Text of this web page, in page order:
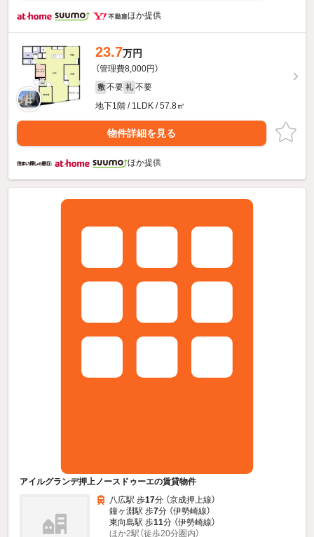
ほか提供
23.7万円
（管理費8,000円）
敷 不要 礼 不要
地下1階 / 1LDK / 57.8㎡
物件詳細を見る
ほか提供
アイルグランデ押上ノースドゥーエの賃貸物件
八広駅 歩17分 （京成押上線）
鐘ヶ淵駅 歩7分 （伊勢崎線）
東向島駅 歩11分 （伊勢崎線）
ほか2駅（徒歩20分圏内）